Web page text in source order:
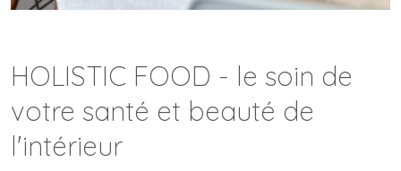
HOLISTIC FOOD - le soin de
votre santé et beauté de
l'intérieur